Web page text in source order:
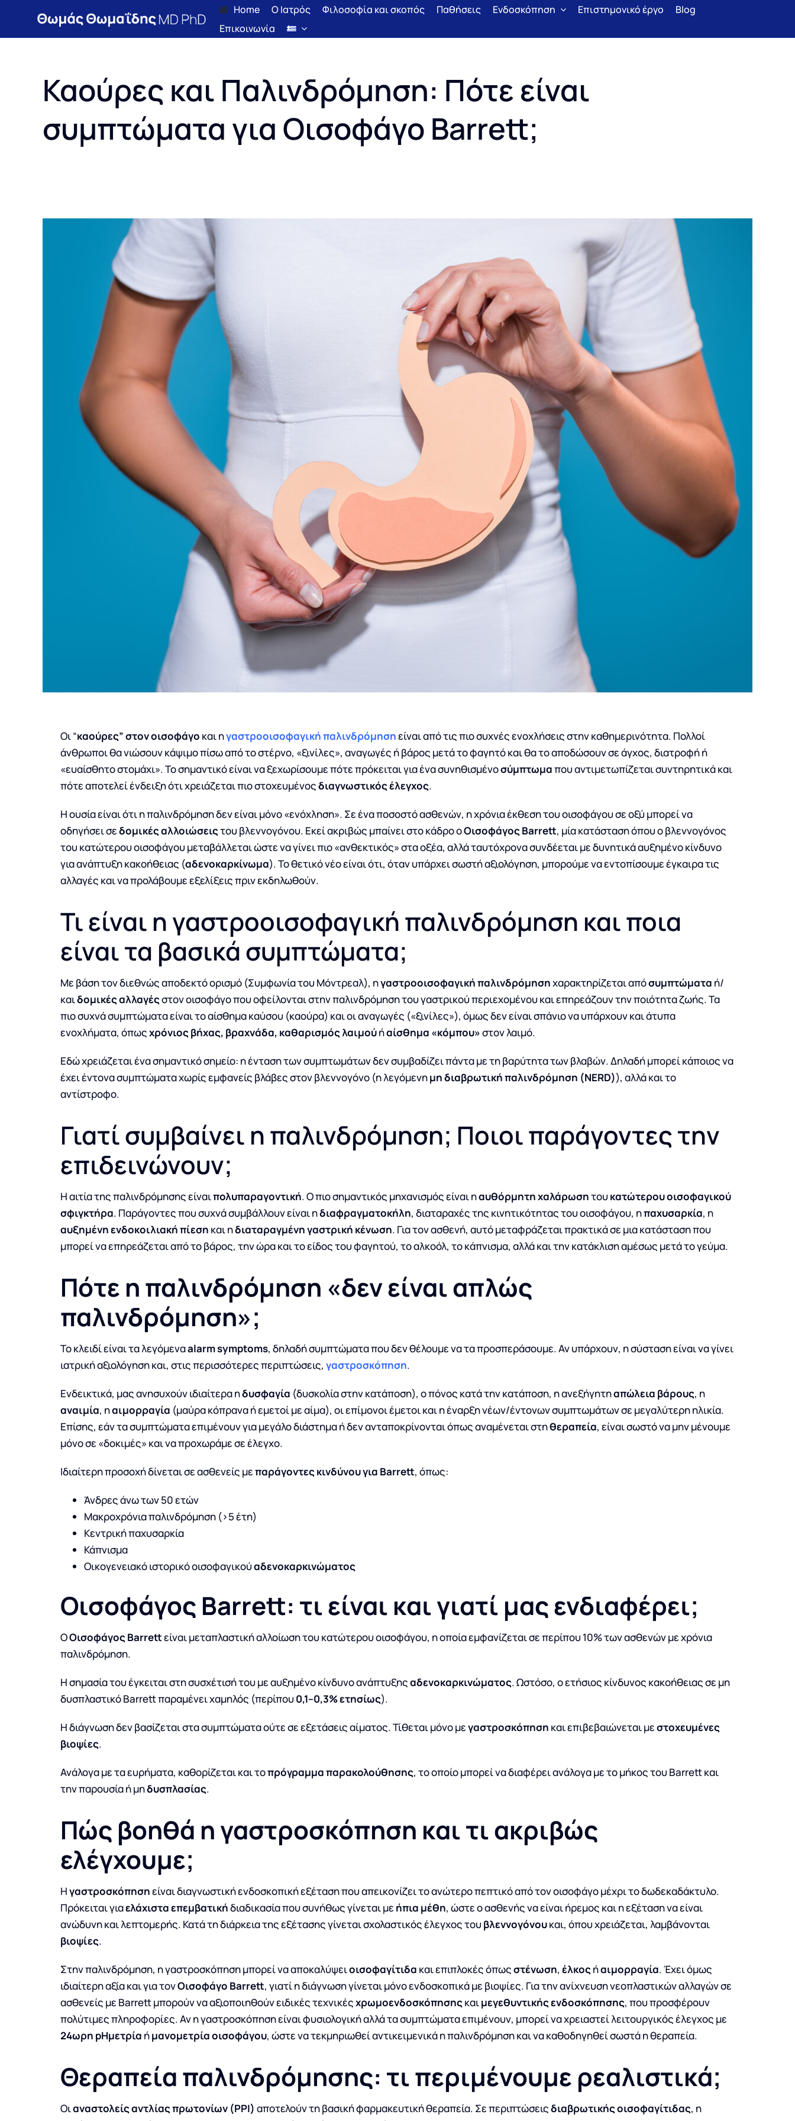
content
Home Ο Ιατρός Φιλοσοφία και σκοπός Παθήσεις Ενδοσκόπηση Επιστημονικό έργο
Blog
Επικοινωνία
Καούρες και Παλινδρόμηση: Πότε είναι
συμπτώματα για Οισοφάγο Barrett;
Οι “καούρες” στον οισοφάγο και ηγαστροοισοφαγική παλινδρόμησηείναι από τις πιο συχνές ενοχλήσεις στην καθημερινότητα. Πολλοί
άνθρωποι θα νιώσουν κάψιμο πίσω από το στέρνο, «ξινίλες», αναγωγές ή βάρος μετά το φαγητό και θα το αποδώσουν σε άγχος, διατροφή ή
«ευαίσθητο στομάχι». Το σημαντικό είναι να ξεχωρίσουμε πότε πρόκειται για ένα συνηθισμένοσύμπτωμαπου αντιμετωπίζεται συντηρητικά και
πότε αποτελεί ένδειξη ότι χρειάζεται πιο στοχευμένοςδιαγνωστικός έλεγχος.
Η ουσία είναι ότι η παλινδρόμηση δεν είναι μόνο «ενόχληση». Σε ένα ποσοστό ασθενών, η χρόνια έκθεση του οισοφάγου σε οξύ μπορεί να
οδηγήσει σεδομικές αλλοιώσειςτου βλεννογόνου. Εκεί ακριβώς μπαίνει στο κάδρο οΟισοφάγος Barrett, μία κατάσταση όπου ο βλεννογόνος
του κατώτερου οισοφάγου μεταβάλλεται ώστε να γίνει πιο «ανθεκτικός» στα οξέα, αλλά ταυτόχρονα συνδέεται με δυνητικά αυξημένο κίνδυνο
για ανάπτυξη κακοήθειας (αδενοκαρκίνωμα). Το θετικό νέο είναι ότι, όταν υπάρχει σωστή αξιολόγηση, μπορούμε να εντοπίσουμε έγκαιρα τις
αλλαγές και να προλάβουμε εξελίξεις πριν εκδηλωθούν.
Τι είναι η γαστροοισοφαγική παλινδρόμηση και ποια
είναι τα βασικά συμπτώματα;
Με βάση τον διεθνώς αποδεκτό ορισμό (Συμφωνία του Μόντρεαλ), ηγαστροοισοφαγική παλινδρόμησηχαρακτηρίζεται απόσυμπτώματα ή/
καιδομικές αλλαγέςστον οισοφάγο που οφείλονται στην παλινδρόμηση του γαστρικού περιεχομένου και επηρεάζουν την ποιότητα ζωής. Τα
πιο συχνά συμπτώματα είναι το αίσθημα καύσου (καούρα) και οι αναγωγές («ξινίλες»), όμως δεν είναι σπάνιο να υπάρχουν και άτυπα
ενοχλήματα, όπωςχρόνιος βήχας, βραχνάδα, καθαρισμός λαιμούήαίσθημα «κόμπου»στον λαιμό.
Εδώ χρειάζεται ένα σημαντικό σημείο: η ένταση των συμπτωμάτων δεν συμβαδίζει πάντα με τη βαρύτητα των βλαβών. Δηλαδή μπορεί κάποιος να
έχει έντονα συμπτώματα χωρίς εμφανείς βλάβες στον βλεννογόνο (η λεγόμενημη διαβρωτική παλινδρόμηση (NERD)), αλλά και το
αντίστροφο.
Γιατί συμβαίνει η παλινδρόμηση; Ποιοι παράγοντες την
επιδεινώνουν;
Η αιτία της παλινδρόμησης είναιπολυπαραγοντική. Ο πιο σημαντικός μηχανισμός είναι ηαυθόρμητη χαλάρωσητου κατώτερου οισοφαγικού
σφιγκτήρα. Παράγοντες που συχνά συμβάλλουν είναι ηδιαφραγματοκήλη, διαταραχές της κινητικότητας του οισοφάγου, ηπαχυσαρκία, η
αυξημένη ενδοκοιλιακή πίεση και ηδιαταραγμένη γαστρική κένωση. Για τον ασθενή, αυτό μεταφράζεται πρακτικά σε μια κατάσταση που
μπορεί να επηρεάζεται από το βάρος, την ώρα και το είδος του φαγητού, το αλκοόλ, το κάπνισμα, αλλά και την κατάκλιση αμέσως μετά το γεύμα.
Πότε η παλινδρόμηση «δεν είναι απλώς
παλινδρόμηση»;
Το κλειδί είναι τα λεγόμεναalarm symptoms, δηλαδή συμπτώματα που δεν θέλουμε να τα προσπεράσουμε. Αν υπάρχουν, η σύσταση είναι να γίνει
ιατρική αξιολόγηση και, στις περισσότερες περιπτώσεις, γαστροσκόπηση.
Ενδεικτικά, μας ανησυχούν ιδιαίτερα ηδυσφαγία (δυσκολία στην κατάποση), ο πόνος κατά την κατάποση, η ανεξήγητηαπώλεια βάρους, η
αναιμία, ηαιμορραγία (μαύρα κόπρανα ή εμετοί με αίμα), οι επίμονοι έμετοι και η έναρξη νέων/έντονων συμπτωμάτων σε μεγαλύτερη ηλικία.
Επίσης, εάν τα συμπτώματα επιμένουν για μεγάλο διάστημα ή δεν ανταποκρίνονται όπως αναμένεται στηθεραπεία, είναι σωστό να μην μένουμε
μόνο σε «δοκιμές» και να προχωράμε σε έλεγχο.
Ιδιαίτερη προσοχή δίνεται σε ασθενείς μεπαράγοντες κινδύνου για Barrett, όπως:
Άνδρες άνω των 50 ετών
Μακροχρόνια παλινδρόμηση (>5 έτη)
Κεντρική παχυσαρκία
Κάπνισμα
Οικογενειακό ιστορικό οισοφαγικούαδενοκαρκινώματος
Οισοφάγος Barrett: τι είναι και γιατί μας ενδιαφέρει;
ΟΟισοφάγος Barrettείναι μεταπλαστική αλλοίωση του κατώτερου οισοφάγου, η οποία εμφανίζεται σε περίπου 10% των ασθενών με χρόνια
παλινδρόμηση.
Η σημασία του έγκειται στη συσχέτισή του με αυξημένο κίνδυνο ανάπτυξηςαδενοκαρκινώματος. Ωστόσο, ο ετήσιος κίνδυνος κακοήθειας σε μη
δυσπλαστικό Barrett παραμένει χαμηλός (περίπου 0,1–0,3% ετησίως).
Η διάγνωση δεν βασίζεται στα συμπτώματα ούτε σε εξετάσεις αίματος. Τίθεται μόνο μεγαστροσκόπηση και επιβεβαιώνεται μεστοχευμένες
βιοψίες.
Ανάλογα με τα ευρήματα, καθορίζεται και τοπρόγραμμα παρακολούθησης, το οποίο μπορεί να διαφέρει ανάλογα με το μήκος του Barrett και
την παρουσία ή μηδυσπλασίας.
Πώς βοηθά η γαστροσκόπηση και τι ακριβώς
ελέγχουμε;
Ηγαστροσκόπησηείναι διαγνωστική ενδοσκοπική εξέταση που απεικονίζει το ανώτερο πεπτικό από τον οισοφάγο μέχρι το δωδεκαδάκτυλο.
Πρόκειται γιαελάχιστα επεμβατικήδιαδικασία που συνήθως γίνεται με ήπια μέθη, ώστε ο ασθενής να είναι ήρεμος και η εξέταση να είναι
ανώδυνη και λεπτομερής. Κατά τη διάρκεια της εξέτασης γίνεται σχολαστικός έλεγχος του βλεννογόνουκαι, όπου χρειάζεται, λαμβάνονται
βιοψίες.
Στην παλινδρόμηση, η γαστροσκόπηση μπορεί να αποκαλύψειοισοφαγίτιδα και επιπλοκές όπωςστένωση, έλκος ήαιμορραγία. Έχει όμως
ιδιαίτερη αξία και για τονΟισοφάγο Barrett, γιατί η διάγνωση γίνεται μόνο ενδοσκοπικά με βιοψίες. Για την ανίχνευση νεοπλαστικών αλλαγών σε
ασθενείς με Barrett μπορούν να αξιοποιηθούν ειδικές τεχνικέςχρωμοενδοσκόπησης καιμεγεθυντικής ενδοσκόπησης, που προσφέρουν
πολύτιμες πληροφορίες. Αν η γαστροσκόπηση είναι φυσιολογική αλλά τα συμπτώματα επιμένουν, μπορεί να χρειαστεί λειτουργικός έλεγχος με
24ωρη pHμετρία ήμανομετρία οισοφάγου, ώστε να τεκμηριωθεί αντικειμενικά η παλινδρόμηση και να καθοδηγηθεί σωστά η θεραπεία.
Θεραπεία παλινδρόμησης: τι περιμένουμε ρεαλιστικά;
Οιαναστολείς αντλίας πρωτονίων (PPI) αποτελούν τη βασική φαρμακευτική θεραπεία. Σε περιπτώσειςδιαβρωτικής οισοφαγίτιδας, η